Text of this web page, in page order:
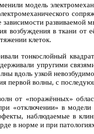
модель
зависимости
возбуждения в ткани
клеток.
тонкослойный
упругими
вдоль узкой
первой волны, с
от «поражённых»
«отключении» в
наблюдаемые в
в норме и при